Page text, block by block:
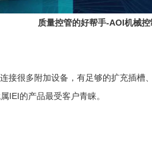
质量控管的好帮手-AOI机械控
接很多附加设备，有足够的扩充插槽
IEI的产品最受客户青睐。